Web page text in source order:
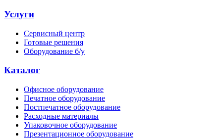
Услуги
Сервисный центр
Готовые решения
Оборудование б/у
Каталог
Офисное оборудование
Печатное оборудование
Постпечатное оборудование
Расходные материалы
Упаковочное оборудование
Презентационное оборудование